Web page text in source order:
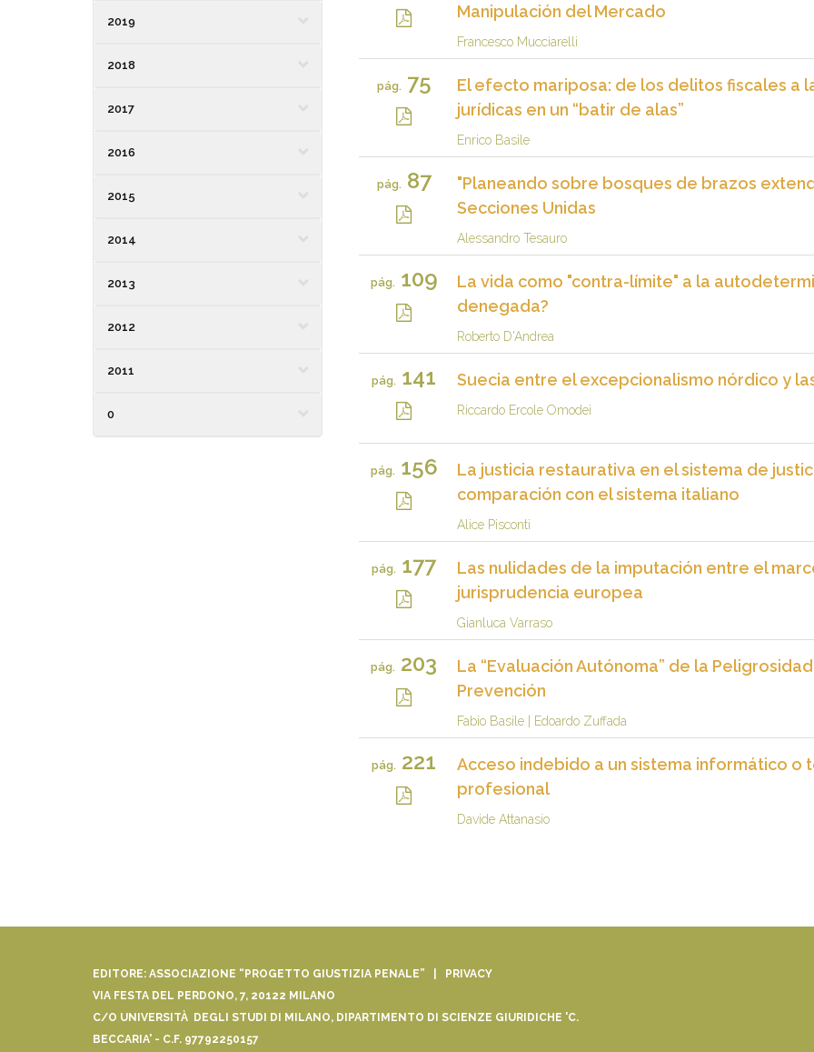
2019
2018
2017
2016
2015
2014
2013
2012
2011
0
Manipulación del Mercado
Francesco Mucciarelli
pág. 75
El efecto mariposa: de los delitos fiscales a
jurídicas en un “batir de alas”
Enrico Basile
pág. 87
"Planeando sobre bosques de brazos
Secciones Unidas
Alessandro Tesauro
pág. 109
La vida como "contra-límite" a la
denegada?
Roberto D'Andrea
pág. 141 Suecia entre el excepcionalismo nórdico y
Riccardo Ercole Omodei
pág. 156
La justicia restaurativa en el sistema de
comparación con el sistema italiano
Alice Pisconti
pág. 177
Las nulidades de la imputación entre el
jurisprudencia europea
Gianluca Varraso
pág. 203
La “Evaluación Autónoma” de la
Prevención
Fabio Basile| Edoardo Zuffada
pág. 221
Acceso indebido a un sistema informático
profesional
Davide Attanasio
EDITORE: ASSOCIAZIONE “PROGETTO GIUSTIZIA PENALE” | PRIVACY
VIA FESTA DEL PERDONO, 7, 20122 MILANO
C/O UNIVERSITÀ DEGLI STUDI DI MILANO, DIPARTIMENTO DI SCIENZE GIURIDICHE 'C.
BECCARIA' - C.F. 97792250157